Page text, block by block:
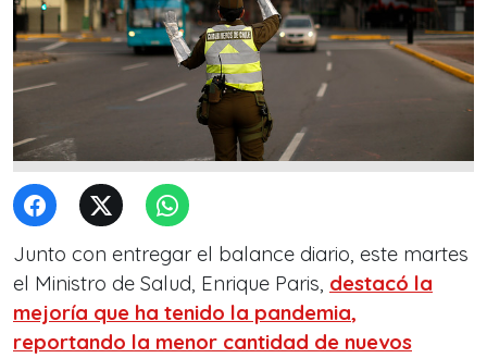
Junto con entregar el balance diario, este martes
el Ministro de Salud, Enrique Paris, destacó la
mejoría que ha tenido la pandemia,
reportando la menor cantidad de nuevos